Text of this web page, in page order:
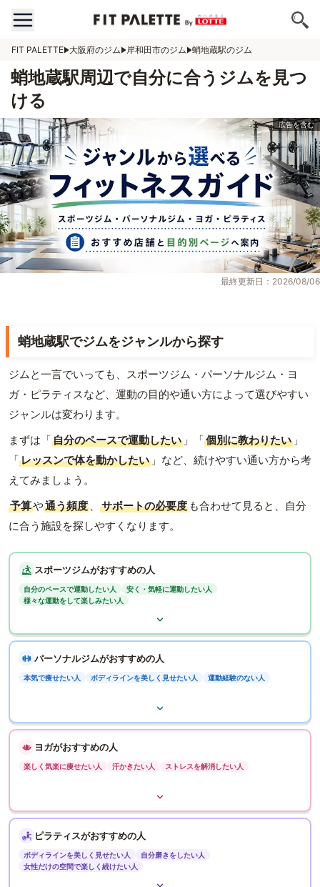
FIT PALETTE 大阪府のジム 岸和田市のジム 蛸地蔵駅のジム
蛸地蔵駅周辺で自分に合うジムを見つ
ける
最終更新日：2026/08/06
蛸地蔵駅でジムをジャンルから探す
ジムと一言でいっても、スポーツジム・パーソナルジム・ヨ
ガ・ピラティスなど、運動の目的や通い方によって選びやすい
ジャンルは変わります。
まずは「自分のペースで運動したい 」「個別に教わりたい 」
「レッスンで体を動かしたい 」など、続けやすい通い方から考
えてみましょう。
予算や通う頻度 、 サポートの必要度 も合わせて見ると、自分
に合う施設を探しやすくなります。
スポーツジムがおすすめの人
自分のペースで運動したい人
安く・気軽に運動したい人
様々な運動をして楽しみたい人
パーソナルジムがおすすめの人
本気で痩せたい人 ボディラインを美しく見せたい人 運動経験のない人
ヨガがおすすめの人
楽しく気楽に痩せたい人 汗かきたい人 ストレスを解消したい人
ピラティスがおすすめの人
ボディラインを美しく見せたい人
自分磨きをしたい人
女性だけの空間で楽しく続けたい人